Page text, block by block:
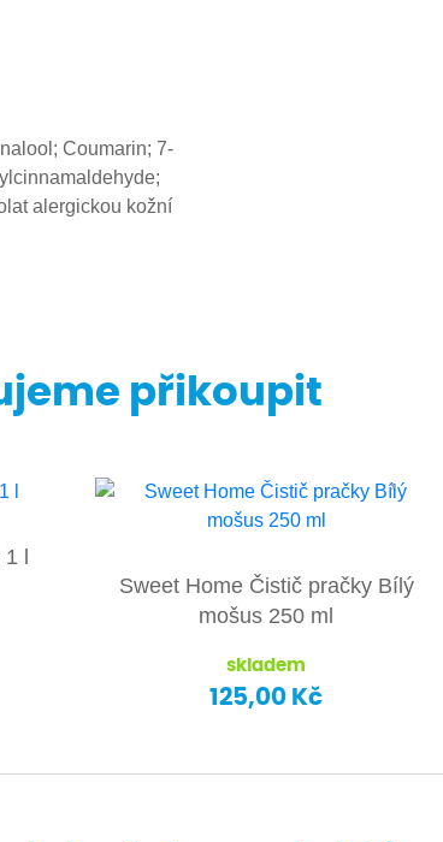
Coumarin; 7-
alergickou kožní
přikoupit
l
Sweet Home Čistič pračky Bílý
mošus 250 ml
skladem
125,00 Kč